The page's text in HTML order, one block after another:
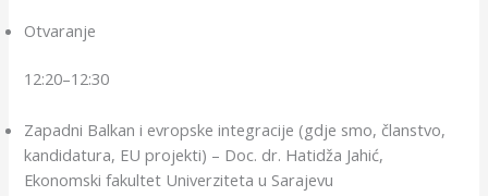
Otvaranje
12:20–12:30
Zapadni Balkan i evropske integracije (gdje smo, članstvo,
kandidatura, EU projekti) – Doc. dr. Hatidža Jahić,
Ekonomski fakultet Univerziteta u Sarajevu